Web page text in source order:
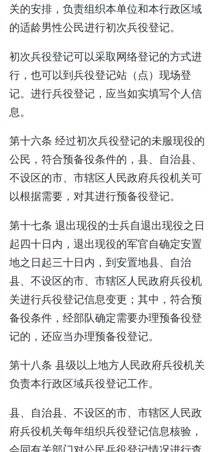
关的安排，负责组织本单位和本行政区域
的适龄男性公民进行初次兵役登记。
初次兵役登记可以采取网络登记的方式进
行，也可以到兵役登记站（点）现场登
记。进行兵役登记，应当如实填写个人信
息。
第十六条 经过初次兵役登记的未服现役的
公民，符合预备役条件的，县、自治县、
不设区的市、市辖区人民政府兵役机关可
以根据需要，对其进行预备役登记。
第十七条 退出现役的士兵自退出现役之日
起四十日内，退出现役的军官自确定安置
地之日起三十日内，到安置地县、自治
县、不设区的市、市辖区人民政府兵役机
关进行兵役登记信息变更；其中，符合预
备役条件，经部队确定需要办理预备役登
记的，还应当办理预备役登记。
第十八条 县级以上地方人民政府兵役机关
负责本行政区域兵役登记工作。
县、自治县、不设区的市、市辖区人民政
府兵役机关每年组织兵役登记信息核验，
会同有关部门对公民兵役登记情况进行查